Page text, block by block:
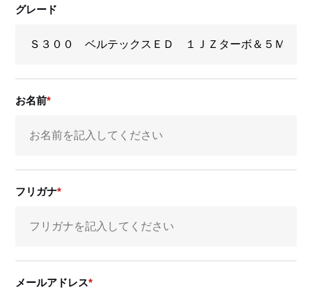
グレード
お名前
フリガナ
メールアドレス